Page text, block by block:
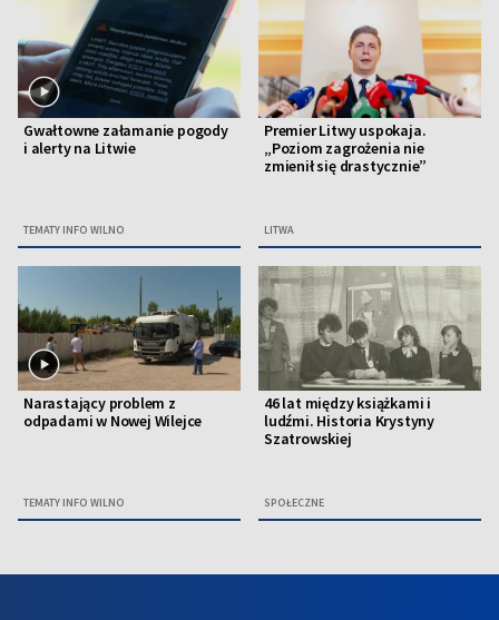
Gwałtowne załamanie pogody
i alerty na Litwie
TEMATY INFO WILNO
Premier Litwy uspokaja.
„Poziom zagrożenia nie
zmienił się drastycznie”
LITWA
Narastający problem z
odpadami w Nowej Wilejce
TEMATY INFO WILNO
46 lat między książkami i
ludźmi. Historia Krystyny
Szatrowskiej
SPOŁECZNE